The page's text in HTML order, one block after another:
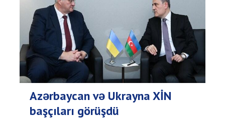
Azərbaycan və Ukrayna XİN
başçıları görüşdü